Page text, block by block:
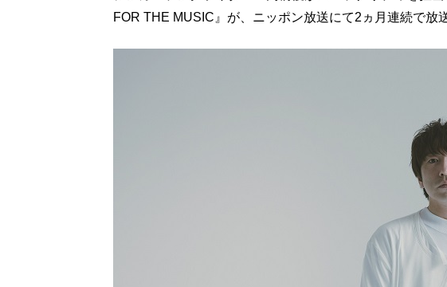
FOR THE MUSIC』が、ニッポン放送にて2ヵ月連続で放